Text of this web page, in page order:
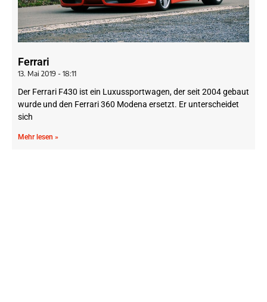
Ferrari
13. Mai 2019 18:11
Der Ferrari F430 ist ein Luxussportwagen, der seit 2004 gebaut
wurde und den Ferrari 360 Modena ersetzt. Er unterscheidet
sich
Mehr lesen »